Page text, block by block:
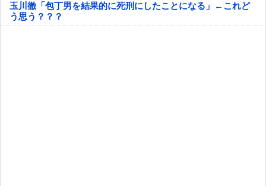
玉川徹「包丁男を結果的に死刑にしたことになる」←これど
う思う？？？